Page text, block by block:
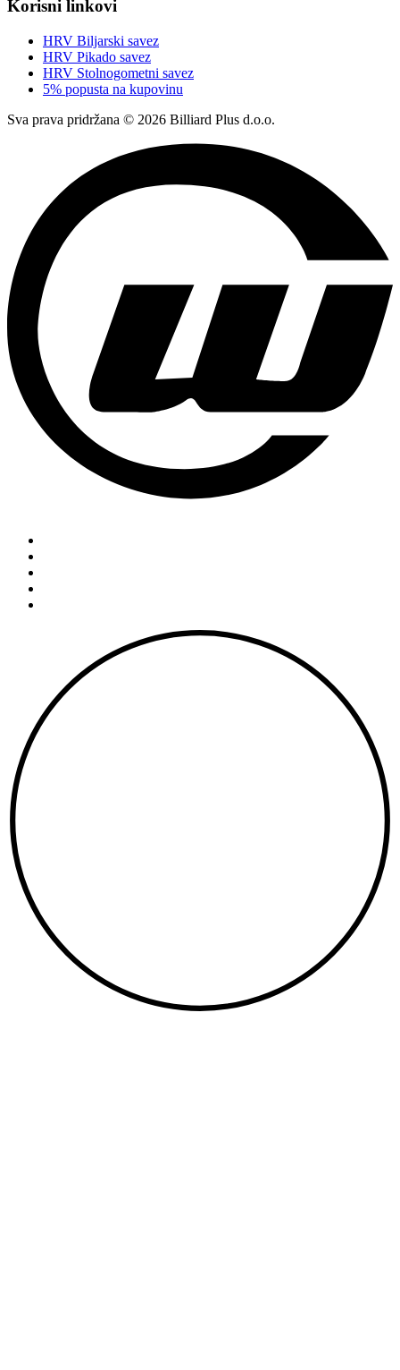
Korisni linkovi
HRV Biljarski savez
HRV Pikado savez
HRV Stolnogometni savez
5% popusta na kupovinu
Sva prava pridržana © 2026 Billiard Plus d.o.o.